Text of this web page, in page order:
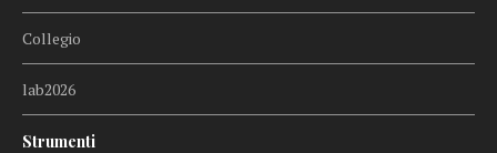
Collegio
lab2026
Strumenti